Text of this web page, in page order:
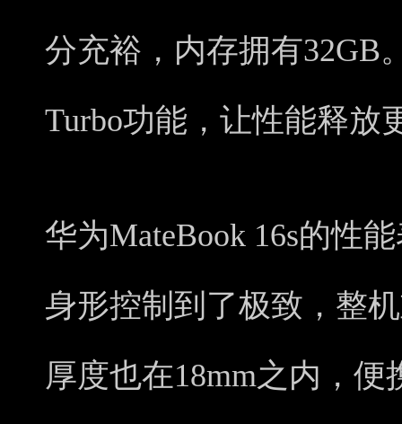
分充裕，内存拥有32GB
Turbo功能，让性能释放
华为MateBook 16s的性
身形控制到了极致，整
厚度也在18mm之内，